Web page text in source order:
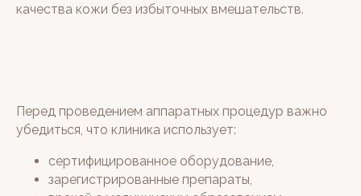
качества кожи без избыточных вмешательств.
Перед проведением аппаратных процедур важно
убедиться, что клиника использует:
сертифицированное оборудование,
зарегистрированные препараты,